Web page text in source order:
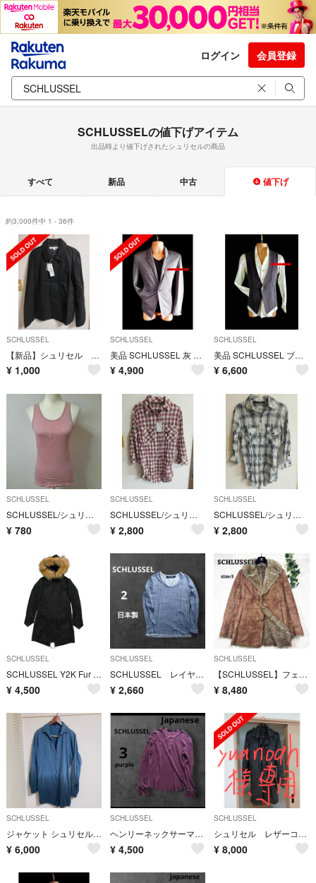
ログイン 会員登録
SCHLUSSELの値下げアイテム
出品時より値下げされたシュリセルの商品
すべて 新品 中古 値下げ
約3,000件中 1 - 36件
SCHLUSSEL
【新品】シュリセル 黒 ジャケット LL-⑥
¥ 1,000
SCHLUSSEL
美品 SCHLUSSEL 灰 ナローラペル テーラードジャケット シュリセル M
¥ 4,900
SCHLUSSEL
美品 SCHLUSSEL ブラック ベスト 黒 2 シュリセル ジレ スーツ M
¥ 6,600
SCHLUSSEL
SCHLUSSEL/シュリセル カップ無 タンクトップ【L】
¥ 780
SCHLUSSEL
SCHLUSSEL/シュリセル 赤×白×青チェック七分袖シャツ XS
¥ 2,800
SCHLUSSEL
SCHLUSSEL/シュリセル 白×青チェック七分袖シャツ XS
¥ 2,800
SCHLUSSEL
SCHLUSSEL Y2K Fur Hood Military Parka 3
¥ 4,500
SCHLUSSEL
SCHLUSSEL レイヤード カットソー ロンT 胸ロゴ 2 平成 y2k
¥ 2,660
SCHLUSSEL
【SCHLUSSEL】フェイクムートン スウェード コート ファー y2k 3
¥ 8,480
SCHLUSSEL
ジャケット シュリセル メンズ 麻 リネン 薄手 グラデーション アウター
¥ 6,000
SCHLUSSEL
ヘンリーネックサーマル パープル 紫 3 ロック Japanese 日本ブランド
¥ 4,500
SCHLUSSEL
シュリセル レザーコート 黒
¥ 8,000